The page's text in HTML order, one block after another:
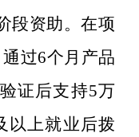
段资助。在项
过6个月产品
证后支持5万
以上就业后拨